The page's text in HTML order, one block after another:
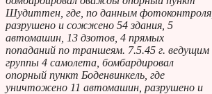
Шудиттен, где, по данным фотоконтроля,
разрушено и сожжено 54 здания, 5
автомашин, 13 дзотов, 4 прямых
попаданий по траншеям. 7.5.45 г. ведущим
группы 4 самолета, бомбардировал
опорный пункт Боденвинкель, где
уничтожено 11 автомашин, разрушено и